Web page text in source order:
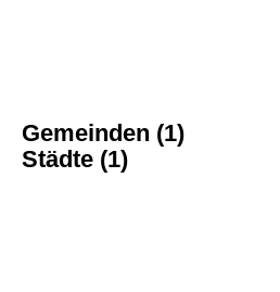
Gemeinden (1)
Städte (1)